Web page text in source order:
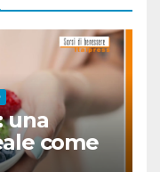
una
come